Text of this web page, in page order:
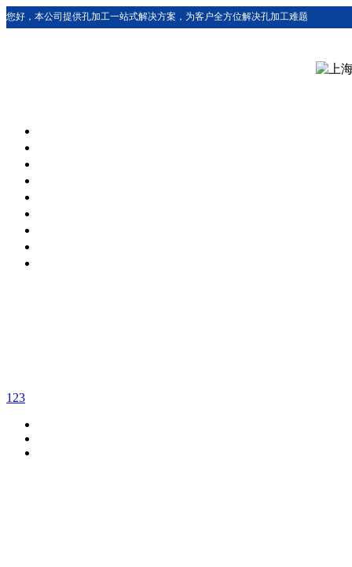
您好，本公司提供孔加工一站式解决方案，为客户全方位解决孔加工难题
1 23